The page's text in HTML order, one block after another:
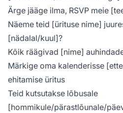
Ärge jääge ilma, RSVP meie
Näeme teid [ürituse nime]
[nädalal/kuul]?
Kõik räägivad [nime]
Märkige oma kalenderisse
ehitamise üritus
Teid kutsutakse lõbusale
[hommikule/pärastlõunale/